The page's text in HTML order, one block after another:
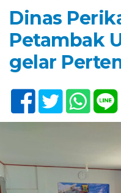
Dinas
Petambak
gelar